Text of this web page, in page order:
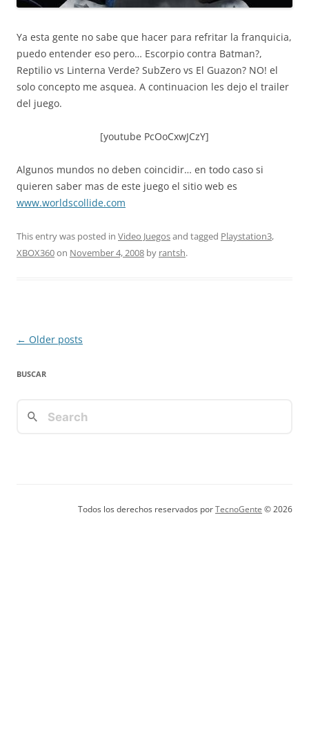
Ya esta gente no sabe que hacer para refritar la franquicia,
puedo entender eso pero… Escorpio contra Batman?,
Reptilio vs Linterna Verde? SubZero vs El Guazon? NO! el
solo concepto me asquea. A continuacion les dejo el trailer
del juego.
[youtube PcOoCxwJCzY]
Algunos mundos no deben coincidir… en todo caso si
quieren saber mas de este juego el sitio web es
www.worldscollide.com
This entry was posted in Video Juegosand tagged Playstation3,
XBOX360on November 4, 2008 by rantsh.
Post
← Older posts
BUSCAR
Todos los derechos reservados porTecnoGente © 2026